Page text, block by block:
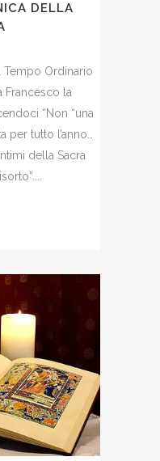
DELLA
Tempo Ordinario
Francesco la
“Non “una
per tutto l’anno…
della Sacra